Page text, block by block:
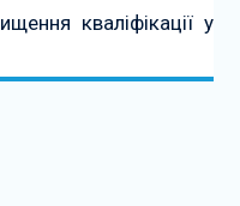
кваліфікації у